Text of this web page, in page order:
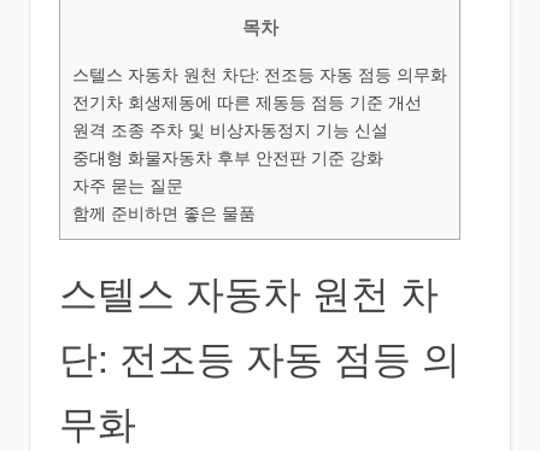
목차
스텔스 자동차 원천 차단: 전조등 자동 점등 의무화
전기차 회생제동에 따른 제동등 점등 기준 개선
원격 조종 주차 및 비상자동정지 기능 신설
중대형 화물자동차 후부 안전판 기준 강화
자주 묻는 질문
함께 준비하면 좋은 물품
스텔스 자동차 원천 차
단: 전조등 자동 점등 의
무화